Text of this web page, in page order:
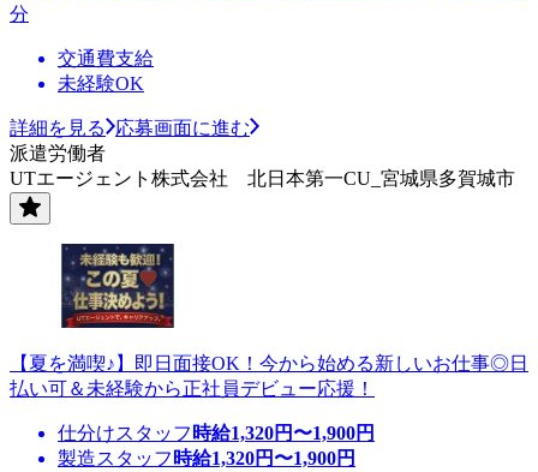
分
交通費支給
未経験OK
詳細を見る
応募画面に進む
派遣労働者
UTエージェント株式会社 北日本第一CU_宮城県多賀城市
【夏を満喫♪】即日面接OK！今から始める新しいお仕事◎日
払い可＆未経験から正社員デビュー応援！
仕分けスタッフ 時給1,320円〜1,900円
製造スタッフ 時給1,320円〜1,900円